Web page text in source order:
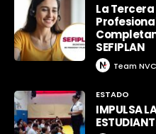
La
SEFIPLAN
Team NVC
ESTADO
IMPULSA